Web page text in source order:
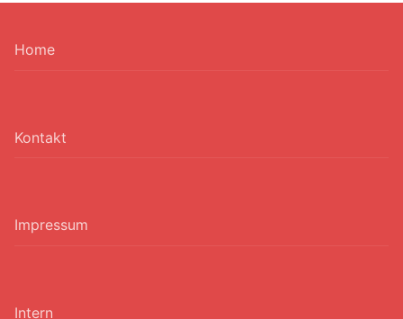
Home
Kontakt
Impressum
Intern